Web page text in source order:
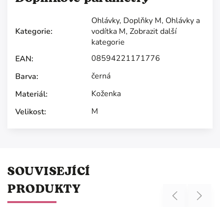
Kategorie:
Ohlávky, Doplňky M, Ohlávky a
vodítka M, Zobrazit další
kategorie
EAN:
08594221171776
Barva:
černá
Materiál:
Koženka
Velikost: M
SOUVISEJÍCÍ
PRODUKTY
Previous Next